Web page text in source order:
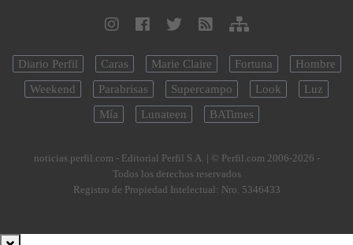
Diario Perfil Caras Marie Claire Fortuna
Hombre
Weekend
Parabrisas Supercampo Look
Luz
Mía
Lunateen BATimes
noticias.perfil.com - Editorial Perfil S.A. | © Perfil.com 2006-2026 -
Todos los derechos reservados
Registro de Propiedad Intelectual: Nro. 5346433